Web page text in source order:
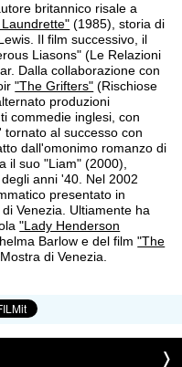
britannico risale a
(1985), storia di
Il film successivo, il
Liasons" (Le Relazioni
Dalla collaborazione con
"The Grifters" (Rischiose
produzioni
commedie inglesi, con
al successo con
dall'omonimo romanzo di
il suo "Liam" (2000),
anni '40. Nel 2002
presentato in
Venezia. Ultiamente ha
"Lady Henderson
Barlow e del film"The
di Venezia.